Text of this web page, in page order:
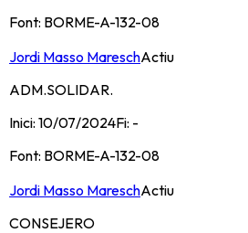
Font: BORME-A-132-08
Jordi Masso MareschActiu
ADM.SOLIDAR.
Inici: 10/07/2024Fi: -
Font: BORME-A-132-08
Jordi Masso MareschActiu
CONSEJERO